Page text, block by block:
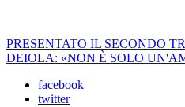
PRESENTATO IL SECONDO
DEIOLA: «NON È SOLO
facebook
twitter